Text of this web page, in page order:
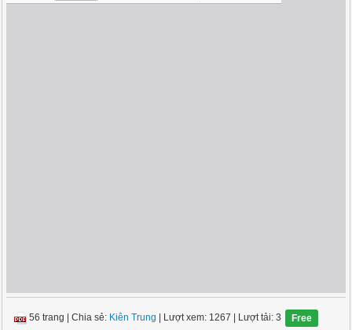
56 trang |Chia sẻ: Kiên Trung | Lượt xem: 1267 | Lượt tải: 3 Free